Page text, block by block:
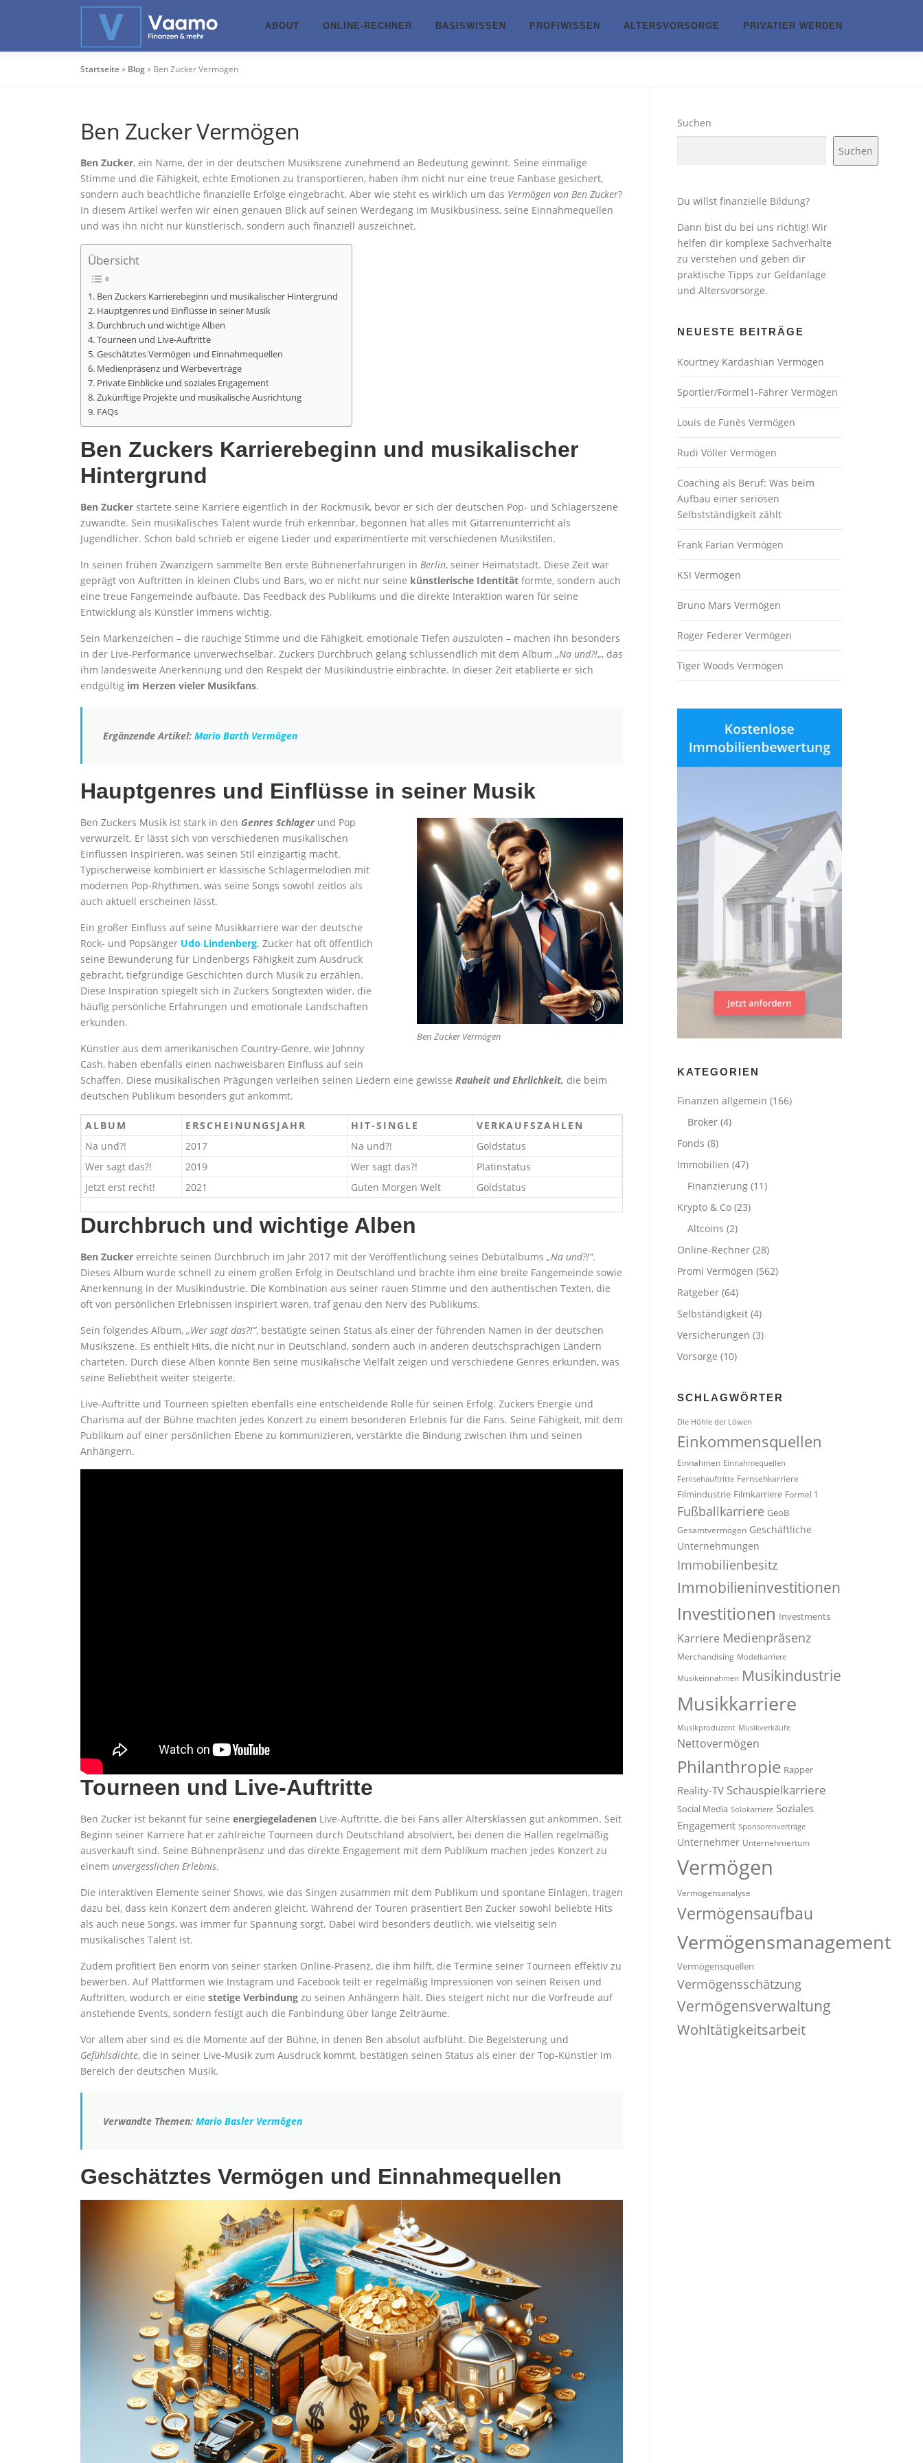
ABOUT ONLINE-RECHNER BASISWISSEN PROFIWISSEN ALTERSVORSORGE PRIVATIER WERDEN
Startseite» Blog» Ben Zucker Vermögen
Ben Zucker Vermögen
Ben Zucker, ein Name, der in der deutschen Musikszene zunehmend an Bedeutung gewinnt. Seine einmalige
Stimme und die Fähigkeit, echte Emotionen zu transportieren, haben ihm nicht nur eine treue Fanbase gesichert,
sondern auch beachtliche finanzielle Erfolge eingebracht. Aber wie steht es wirklich um das Vermögen von Ben Zucker?
In diesem Artikel werfen wir einen genauen Blick auf seinen Werdegang im Musikbusiness, seine Einnahmequellen
und was ihn nicht nur künstlerisch, sondern auch finanziell auszeichnet.
Übersicht
Ben Zuckers Karrierebeginn und musikalischer Hintergrund
Hauptgenres und Einflüsse in seiner Musik
Durchbruch und wichtige Alben
Tourneen und Live-Auftritte
Geschätztes Vermögen und Einnahmequellen
Medienpräsenz und Werbeverträge
Private Einblicke und soziales Engagement
Zukünftige Projekte und musikalische Ausrichtung
FAQs
Ben Zuckers Karrierebeginn und musikalischer
Hintergrund
Ben Zucker startete seine Karriere eigentlich in der Rockmusik, bevor er sich der deutschen Pop- und Schlagerszene
zuwandte. Sein musikalisches Talent wurde früh erkennbar, begonnen hat alles mit Gitarrenunterricht als
Jugendlicher. Schon bald schrieb er eigene Lieder und experimentierte mit verschiedenen Musikstilen.
In seinen frühen Zwanzigern sammelte Ben erste Bühnenerfahrungen in Berlin, seiner Heimatstadt. Diese Zeit war
geprägt von Auftritten in kleinen Clubs und Bars, wo er nicht nur seine künstlerische Identität formte, sondern auch
eine treue Fangemeinde aufbaute. Das Feedback des Publikums und die direkte Interaktion waren für seine
Entwicklung als Künstler immens wichtig.
Sein Markenzeichen – die rauchige Stimme und die Fähigkeit, emotionale Tiefen auszuloten – machen ihn besonders
in der Live-Performance unverwechselbar. Zuckers Durchbruch gelang schlussendlich mit dem Album „Na und?!„, das
ihm landesweite Anerkennung und den Respekt der Musikindustrie einbrachte. In dieser Zeit etablierte er sich
endgültig im Herzen vieler Musikfans.
Ergänzende Artikel: Mario Barth Vermögen
Hauptgenres und Einflüsse in seiner Musik
Ben Zucker Vermögen
Ben Zuckers Musik ist stark in den Genres Schlagerund Pop
verwurzelt. Er lässt sich von verschiedenen musikalischen
Einflüssen inspirieren, was seinen Stil einzigartig macht.
Typischerweise kombiniert er klassische Schlagermelodien mit
modernen Pop-Rhythmen, was seine Songs sowohl zeitlos als
auch aktuell erscheinen lässt.
Ein großer Einfluss auf seine Musikkarriere war der deutsche
Rock- und Popsänger Udo Lindenberg. Zucker hat oft öffentlich
seine Bewunderung für Lindenbergs Fähigkeit zum Ausdruck
gebracht, tiefgründige Geschichten durch Musik zu erzählen.
Diese Inspiration spiegelt sich in Zuckers Songtexten wider, die
häufig persönliche Erfahrungen und emotionale Landschaften
erkunden.
Künstler aus dem amerikanischen Country-Genre, wie Johnny
Cash, haben ebenfalls einen nachweisbaren Einfluss auf sein
Schaffen. Diese musikalischen Prägungen verleihen seinen Liedern eine gewisse Rauheit und Ehrlichkeit, die beim
deutschen Publikum besonders gut ankommt.
ALBUM ERSCHEINUNGSJAHR HIT-SINGLE
VERKAUFSZAHLEN
Na und?!
2017 Na und?!
Goldstatus
Wer sagt das?!
2019 Wer sagt das?!
Platinstatus
Jetzt erst recht!
2021 Guten Morgen Welt Goldstatus
Durchbruch und wichtige Alben
Ben Zucker erreichte seinen Durchbruch im Jahr 2017 mit der Veröffentlichung seines Debütalbums „Na und?!“.
Dieses Album wurde schnell zu einem großen Erfolg in Deutschland und brachte ihm eine breite Fangemeinde sowie
Anerkennung in der Musikindustrie. Die Kombination aus seiner rauen Stimme und den authentischen Texten, die
oft von persönlichen Erlebnissen inspiriert waren, traf genau den Nerv des Publikums.
Sein folgendes Album, „Wer sagt das?!“, bestätigte seinen Status als einer der führenden Namen in der deutschen
Musikszene. Es enthielt Hits, die nicht nur in Deutschland, sondern auch in anderen deutschsprachigen Ländern
charteten. Durch diese Alben konnte Ben seine musikalische Vielfalt zeigen und verschiedene Genres erkunden, was
seine Beliebtheit weiter steigerte.
Live-Auftritte und Tourneen spielten ebenfalls eine entscheidende Rolle für seinen Erfolg. Zuckers Energie und
Charisma auf der Bühne machten jedes Konzert zu einem besonderen Erlebnis für die Fans. Seine Fähigkeit, mit dem
Publikum auf einer persönlichen Ebene zu kommunizieren, verstärkte die Bindung zwischen ihm und seinen
Anhängern.
Tourneen und Live-Auftritte
Ben Zucker ist bekannt für seine energiegeladenen Live-Auftritte, die bei Fans aller Altersklassen gut ankommen. Seit
Beginn seiner Karriere hat er zahlreiche Tourneen durch Deutschland absolviert, bei denen die Hallen regelmäßig
ausverkauft sind. Seine Bühnenpräsenz und das direkte Engagement mit dem Publikum machen jedes Konzert zu
einem unvergesslichen Erlebnis.
Die interaktiven Elemente seiner Shows, wie das Singen zusammen mit dem Publikum und spontane Einlagen, tragen
dazu bei, dass kein Konzert dem anderen gleicht. Während der Touren präsentiert Ben Zucker sowohl beliebte Hits
als auch neue Songs, was immer für Spannung sorgt. Dabei wird besonders deutlich, wie vielseitig sein
musikalisches Talent ist.
Zudem profitiert Ben enorm von seiner starken Online-Präsenz, die ihm hilft, die Termine seiner Tourneen effektiv zu
bewerben. Auf Plattformen wie Instagram und Facebook teilt er regelmäßig Impressionen von seinen Reisen und
Auftritten, wodurch er eine stetige Verbindung zu seinen Anhängern hält. Dies steigert nicht nur die Vorfreude auf
anstehende Events, sondern festigt auch die Fanbindung über lange Zeiträume.
Vor allem aber sind es die Momente auf der Bühne, in denen Ben absolut aufblüht. Die Begeisterung und
Gefühlsdichte, die in seiner Live-Musik zum Ausdruck kommt, bestätigen seinen Status als einer der Top-Künstler im
Bereich der deutschen Musik.
Verwandte Themen: Mario Basler Vermögen
Geschätztes Vermögen und Einnahmequellen
Suchen
Suchen
Du willst finanzielle Bildung?
Dann bist du bei uns richtig! Wir
helfen dir komplexe Sachverhalte
zu verstehen und geben dir
praktische Tipps zur Geldanlage
und Altersvorsorge.
NEUESTE BEITRÄGE
Kourtney Kardashian Vermögen
Sportler/Formel1-Fahrer Vermögen
Louis de Funès Vermögen
Rudi Völler Vermögen
Coaching als Beruf: Was beim
Aufbau einer seriösen
Selbstständigkeit zählt
Frank Farian Vermögen
KSI Vermögen
Bruno Mars Vermögen
Roger Federer Vermögen
Tiger Woods Vermögen
KATEGORIEN
Finanzen allgemein (166)
Broker (4)
Fonds (8)
Immobilien (47)
Finanzierung (11)
Krypto & Co (23)
Altcoins (2)
Online-Rechner (28)
Promi Vermögen (562)
Ratgeber (64)
Selbständigkeit (4)
Versicherungen (3)
Vorsorge (10)
SCHLAGWÖRTER
Die Höhle der Löwen
Einkommensquellen
Einnahmen Einnahmequellen
Fernsehauftritte Fernsehkarriere
Filmindustrie Filmkarriere Formel 1
Fußballkarriere GeoB
Gesamtvermögen Geschäftliche
Unternehmungen
Immobilienbesitz
Immobilieninvestitionen
Investitionen Investments
Karriere Medienpräsenz
Merchandising Modelkarriere
Musikeinnahmen Musikindustrie
Musikkarriere
Musikproduzent Musikverkäufe
Nettovermögen
Philanthropie Rapper
Reality-TV Schauspielkarriere
Social Media Solokarriere Soziales
Engagement Sponsorenverträge
Unternehmer Unternehmertum
Vermögen
Vermögensanalyse
Vermögensaufbau
Vermögensmanagement
Vermögensquellen
Vermögensschätzung
Vermögensverwaltung
Wohltätigkeitsarbeit